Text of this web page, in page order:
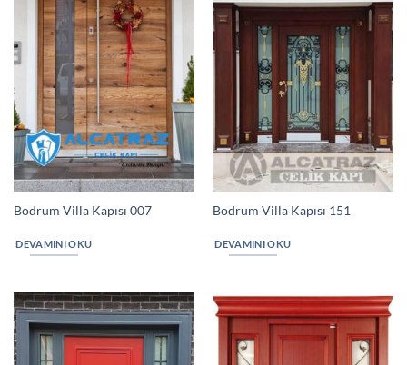
Bodrum Villa Kapısı 007
DEVAMINI OKU
Bodrum Villa Kapısı 151
DEVAMINI OKU